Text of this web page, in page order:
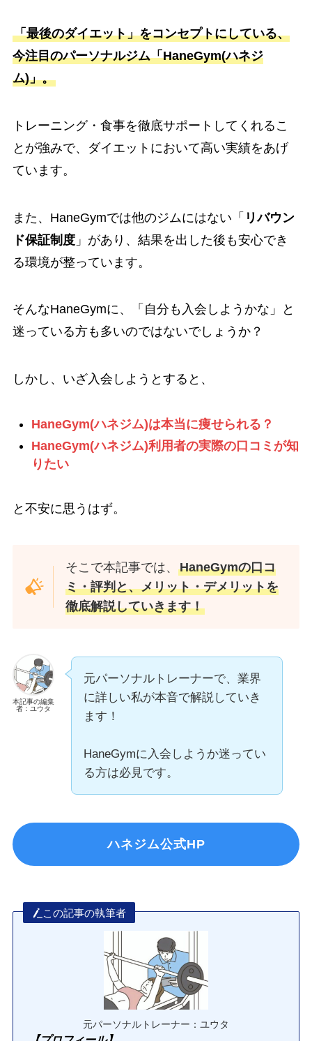
「最後のダイエット」をコンセプトにしている、
今注目のパーソナルジム「HaneGym(ハネジ
ム)」。
トレーニング・食事を徹底サポートしてくれるこ
とが強みで、ダイエットにおいて高い実績をあげ
ています。
また、HaneGymでは他のジムにはない「 リバウン
ド保証制度」があり、結果を出した後も安心でき
る環境が整っています。
そんなHaneGymに、「自分も入会しようかな」と
迷っている方も多いのではないでしょうか？
しかし、いざ入会しようとすると、
HaneGym(ハネジム)は本当に痩せられる？
HaneGym(ハネジム)利用者の実際の口コミが知
りたい
と不安に思うはず。
そこで本記事では、HaneGymの口コ
ミ・評判と、メリット・デメリットを
徹底解説していきます！
本記事の編集
者：ユウタ
元パーソナルトレーナーで、業界
に詳しい私が本音で解説していき
ます！
HaneGymに入会しようか迷ってい
る方は必見です。
ハネジム公式HP
この記事の執筆者
元パーソナルトレーナー：ユウタ